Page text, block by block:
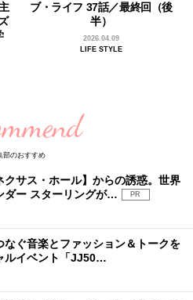
ブ・ライフ 37話／最終回（後
半）
2026.04.09
LIFE STYLE
部のおすすめ
クサス・ホール】からの誘惑。世界
ダー スターリングが…
PR
なぐ音楽とファッション＆トークを
ルイベント「JJ50…